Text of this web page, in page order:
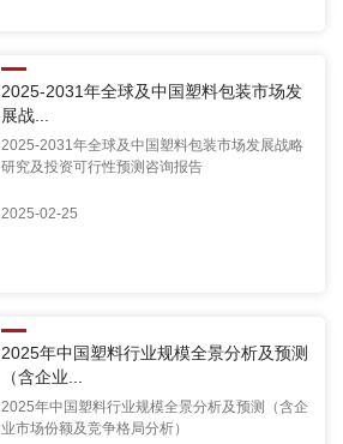
2025-2031年全球及中国塑料包装市场发
展战...
2025-2031年全球及中国塑料包装市场发展战略
研究及投资可行性预测咨询报告
2025-02-25
2025年中国塑料行业规模全景分析及预测
（含企业...
2025年中国塑料行业规模全景分析及预测（含企
业市场份额及竞争格局分析）